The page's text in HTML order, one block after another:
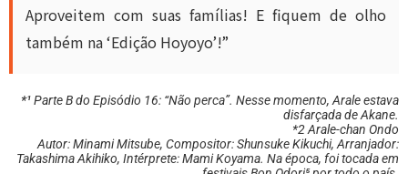
Aproveitem com suas famílias! E fiquem de olho
também na ‘Edição Hoyoyo’!”
*¹Parte B do Episódio 16: “Não perca”. Nesse momento, Arale estava
disfarçada de Akane.
*2 Arale-chan Ondo
Autor: Minami Mitsube, Compositor: Shunsuke Kikuchi, Arranjador:
Takashima Akihiko, Intérprete: Mami Koyama. Na época, foi tocada em